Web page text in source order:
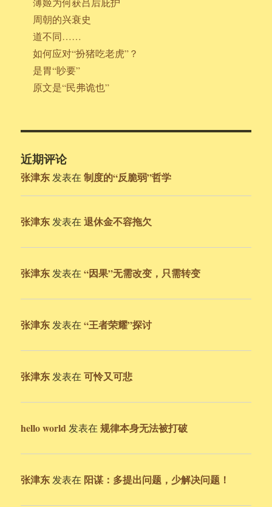
周朝的兴衰史
道不同……
如何应对“扮猪吃老虎”？
是胃“眇要”
原文是“民弗诡也”
近期评论
张津东 发表在制度的“反脆弱”哲学
张津东 发表在退休金不容拖欠
张津东 发表在“因果”无需改变，只需转变
张津东 发表在“王者荣耀”探讨
张津东 发表在可怜又可悲
hello world 发表在规律本身无法被打破
张津东 发表在 阳谋：多提出问题，少解决问题！